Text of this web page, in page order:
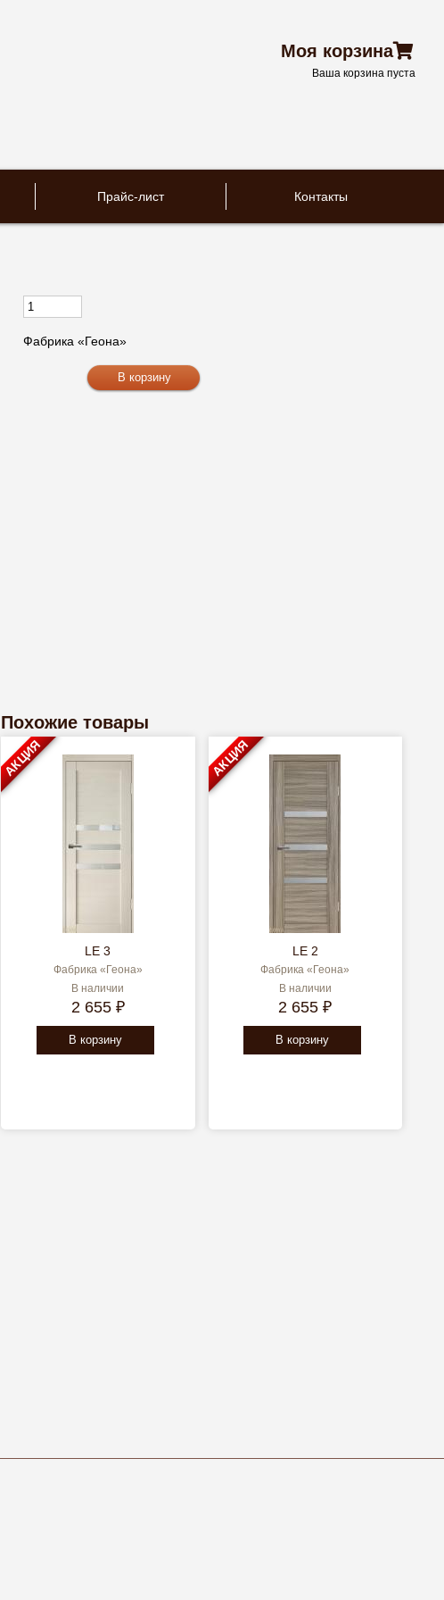
Моя корзина
Ваша корзина пуста
Прайс-лист Контакты
Фабрика «Геона»
Похожие товары
LE 3
Фабрика «Геона»
В наличии
2 655 ₽
В корзину
АКЦИЯ
LE 2
Фабрика «Геона»
В наличии
2 655 ₽
В корзину
АКЦИЯ